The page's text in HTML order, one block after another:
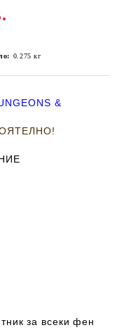
0.275 кг
&
за всеки фен